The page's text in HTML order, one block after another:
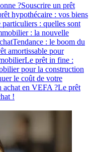
?Souscrire un prêt
hypothécaire : vos biens
particuliers : quelles sont
: la nouvelle
Tendance : le boom du
amortissable pour
Le prêt in fine :
pour la construction
le coût de votre
achat en VEFA ?Le prêt
!